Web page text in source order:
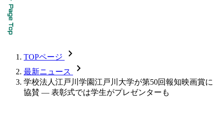
TOPページ chevron_forward
最新ニュース chevron_forward
学校法人江戸川学園江戸川大学が第50回報知映画賞に
協賛 ― 表彰式では学生がプレゼンターも